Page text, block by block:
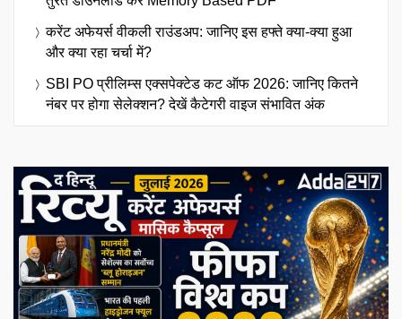
करेंट अफेयर्स वीकली राउंडअप: जानिए इस हफ्ते क्या-क्या हुआ
और क्या रहा चर्चा में?
SBI PO प्रीलिम्स एक्सपेक्टेड कट ऑफ 2026: जानिए कितने
नंबर पर होगा सेलेक्शन? देखें कैटेगरी वाइज संभावित अंक